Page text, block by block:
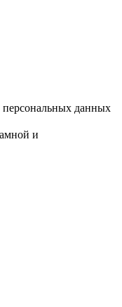
персональных данных
и